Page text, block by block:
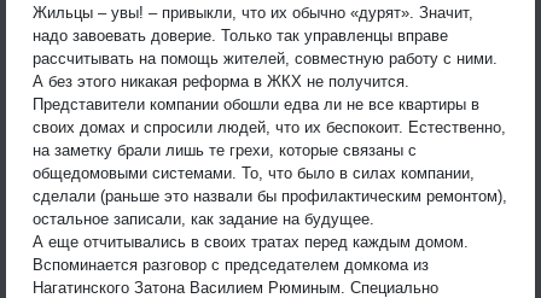
Жильцы – увы! – привыкли, что их обычно «дурят». Значит,
надо завоевать доверие. Только так управленцы вправе
рассчитывать на помощь жителей, совместную работу с ними.
А без этого никакая реформа в ЖКХ не получится.
Представители компании обошли едва ли не все квартиры в
своих домах и спросили людей, что их беспокоит. Естественно,
на заметку брали лишь те грехи, которые связаны с
общедомовыми системами. То, что было в силах компании,
сделали (раньше это назвали бы профилактическим ремонтом),
остальное записали, как задание на будущее.
А еще отчитывались в своих тратах перед каждым домом.
Вспоминается разговор с председателем домкома из
Нагатинского Затона Василием Рюминым. Специально